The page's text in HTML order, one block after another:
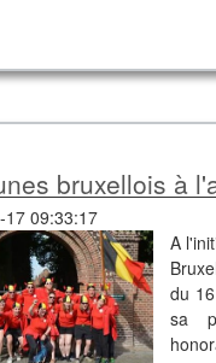
bruxellois à
17 09:33:17
A
du
sa